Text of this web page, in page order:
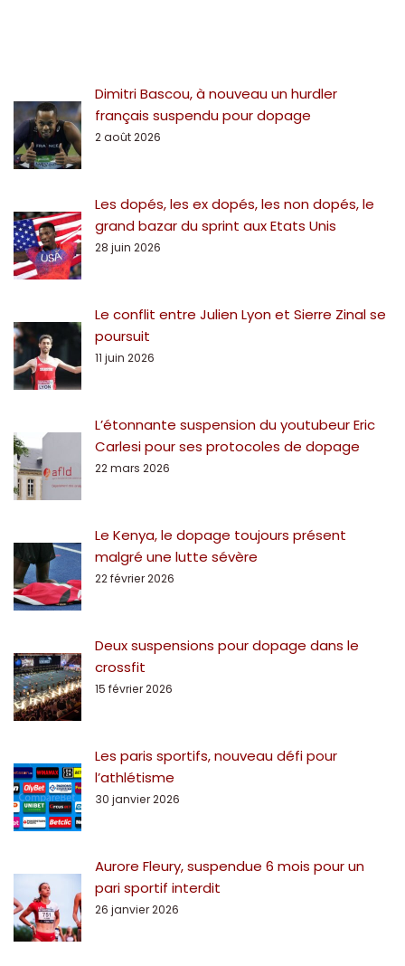
Dimitri Bascou, à nouveau un hurdler
français suspendu pour dopage
2 août 2026
Les dopés, les ex dopés, les non dopés, le
grand bazar du sprint aux Etats Unis
28 juin 2026
Le conflit entre Julien Lyon et Sierre Zinal se
poursuit
11 juin 2026
L’étonnante suspension du youtubeur Eric
Carlesi pour ses protocoles de dopage
22 mars 2026
Le Kenya, le dopage toujours présent
malgré une lutte sévère
22 février 2026
Deux suspensions pour dopage dans le
crossfit
15 février 2026
Les paris sportifs, nouveau défi pour
l’athlétisme
30 janvier 2026
Aurore Fleury, suspendue 6 mois pour un
pari sportif interdit
26 janvier 2026